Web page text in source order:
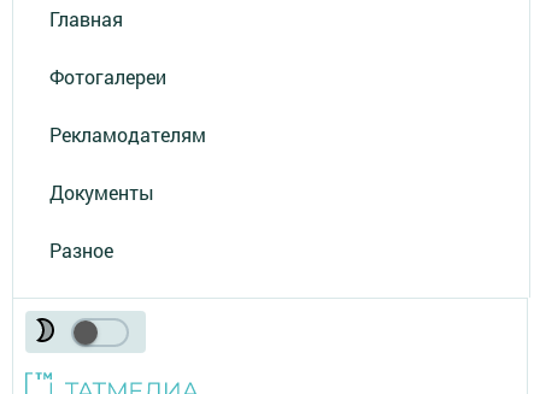
Главная
Фотогалереи
Рекламодателям
Документы
Разное